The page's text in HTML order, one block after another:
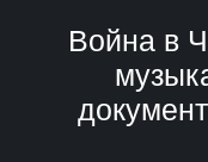
Война в